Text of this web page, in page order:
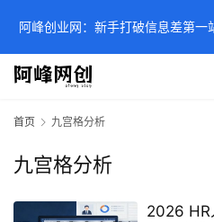
首页 九宫格分析
九宫格分析
2026 HR
阿峰创业网：新手打破信息差第一